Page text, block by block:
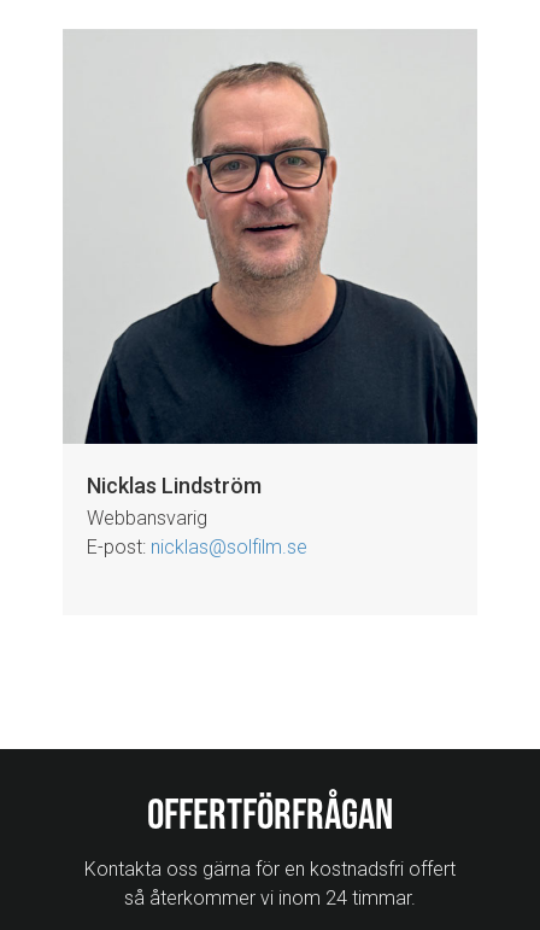
Nicklas Lindström
Webbansvarig
E-post: nicklas@solfilm.se
Offertförfrågan
Kontakta oss gärna för en kostnadsfri offert
så återkommer vi inom 24 timmar.